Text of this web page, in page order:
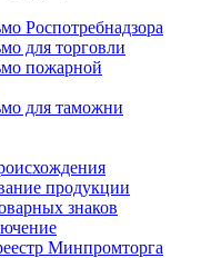
Роспотребнадзора
для торговли
пожарной
для таможни
продукции
знаков
Минпромторга